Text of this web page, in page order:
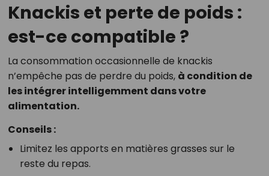
Knackis et perte de poids :
est-ce compatible ?
La consommation occasionnelle de knackis
n’empêche pas de perdre du poids, à condition de
les intégrer intelligemment dans votre
alimentation.
Conseils :
Limitez les apports en matières grasses sur le
reste du repas.